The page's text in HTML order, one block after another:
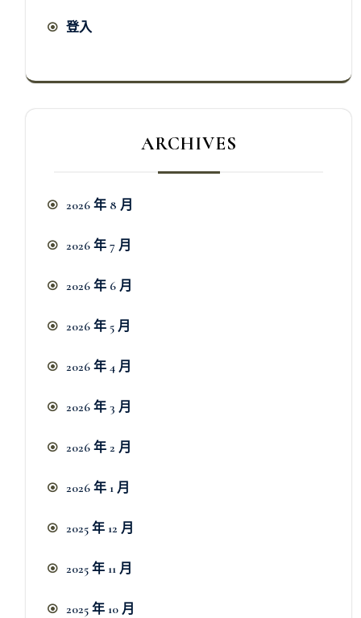
登入
ARCHIVES
2026 年 8 月
2026 年 7 月
2026 年 6 月
2026 年 5 月
2026 年 4 月
2026 年 3 月
2026 年 2 月
2026 年 1 月
2025 年 12 月
2025 年 11 月
2025 年 10 月